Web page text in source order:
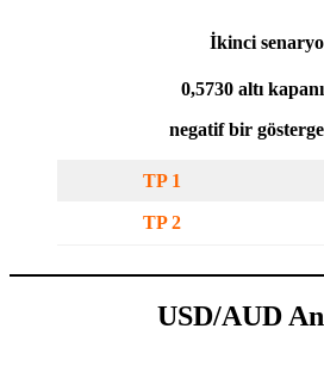
İkinci senaryo
0,5730 altı
negatif bir
TP 1
TP 2
USD/AUD